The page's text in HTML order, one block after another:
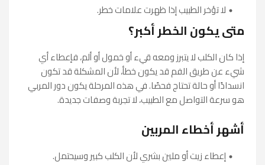
لا تؤخر الطبيب إذا ظهرت علامات خطر.
متى يكون الخطر أكبر؟
إذا كان الكلب لا يتبرز ومعه قيء أو خمول أو ألم، فإعطاء أي
شيء عن طريق الفم قد يكون خطأ، لأن المشكلة قد تكون
انسدادًا أو حالة تحتاج فحصًا. في هذه المرحلة يكون دور المربي
هو سرعة التواصل مع الطبيب، لا تجربة وصفات جديدة.
أشهر أخطاء المربين
إعطاء زيت أو ملين بشري لأن الكلب كبير وسيحتمل.